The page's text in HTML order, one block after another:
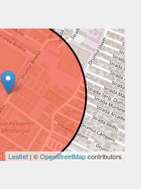
Leaflet | ©OpenStreetMapcontributors